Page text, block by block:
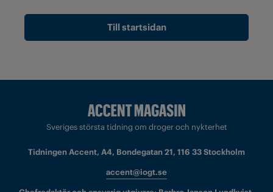
Till startsidan
Sveriges största tidning om droger och nykterhet
Tidningen Accent, A4, Bondegatan 21, 116 33 Stockholm
accent@iogt.se